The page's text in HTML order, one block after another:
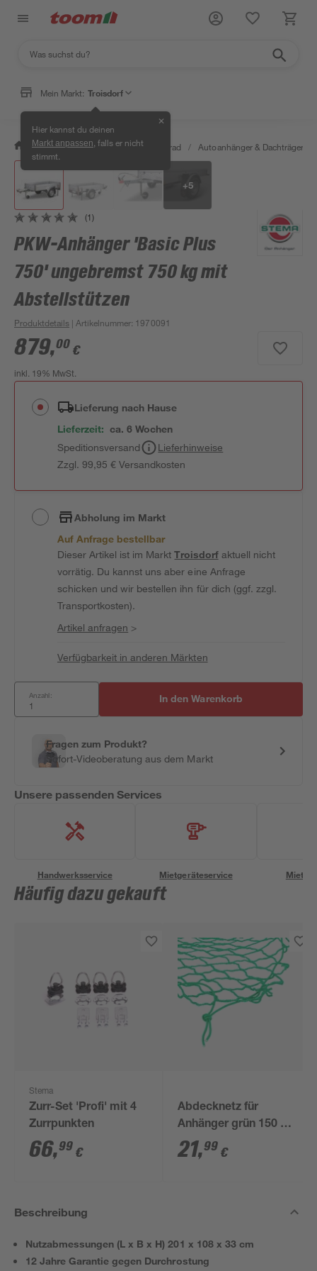
Mein Markt: Troisdorf
Hier kannst du deinen
Markt anpassen , falls er nicht
stimmt.
✕
/ Garten & Freizeit / Auto & Fahrrad / Autoanhänger & Dachträger
+5
(1)
PKW-Anhänger 'Basic Plus
750' ungebremst 750 kg mit
Abstellstützen
Produktdetails | Artikelnummer: 1970091
879,00 €
inkl. 19% MwSt.
Lieferung nach Hause
Lieferzeit: ca. 6 Wochen
Speditionsversand
Lieferhinweise
Zzgl. 99,95 € Versandkosten
Abholung im Markt
Auf Anfrage bestellbar
Dieser Artikel ist im MarktTroisdorfaktuell nicht
vorrätig. Du kannst uns aber eine Anfrage
schicken und wir bestellen ihn für dich (ggf. zzgl.
Transportkosten).
Artikel anfragen >
Verfügbarkeit in anderen Märkten
Anzahl: In den Warenkorb
Fragen zum Produkt?
Sofort-Videoberatung aus dem Markt
Unsere passenden Services
Handwerksservice Mietgeräteservice
Häufig dazu gekauft
Stema
Zurr-Set 'Profi' mit 4
Zurrpunkten
66,99 €
Abdecknetz für
Anhänger grün 150 x
220 cm
21,99 €
Beschreibung
Nutzabmessungen (L x B x H) 201 x 108 x 33 cm
12 Jahre Garantie gegen Durchrostung